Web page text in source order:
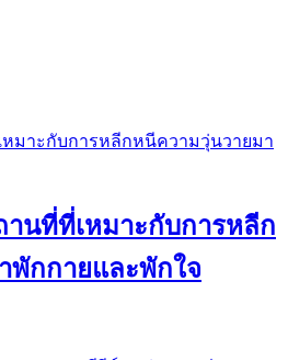
านที่ที่เหมาะกับการหลีก
พักกายและพักใจ